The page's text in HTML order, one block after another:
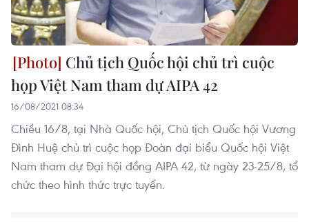
Chủ tịch Quốc hội chủ trì cuộc
họp Việt Nam tham dự AIPA 42
16/08/2021 08:34
Chiều 16/8, tại Nhà Quốc hội, Chủ tịch Quốc hội Vương
Đình Huệ chủ trì cuộc họp Đoàn đại biểu Quốc hội Việt
Nam tham dự Đại hội đồng AIPA 42, từ ngày 23-25/8, tổ
chức theo hình thức trực tuyến.